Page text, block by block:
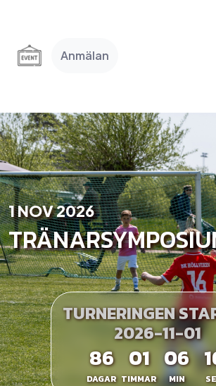
Anmälan
1 NOV 2026
TURNERINGEN
2026-11-01
86
DAGAR
01
TIMMAR
06
MIN